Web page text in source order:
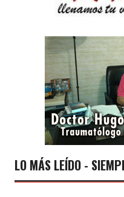
LO MÁS LEÍDO -